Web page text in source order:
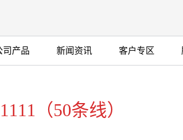
司产品 新闻资讯 客户专区
（50条线）